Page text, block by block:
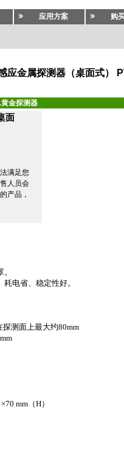
应用方案 购
应金属探测器（桌面式）
金探测器
面
满足您
人员会
产品，
电省、稳定性好。
探测面上最大约80mm
×70 mm （H）